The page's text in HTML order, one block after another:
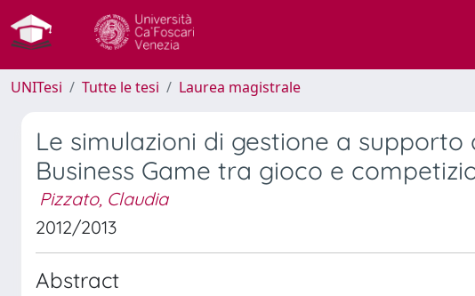
UNITesi Tutte le tesi Laurea magistrale
Le simulazioni di gestione a supporto
Business Game tra gioco e
Pizzato, Claudia
2012/2013
Abstract